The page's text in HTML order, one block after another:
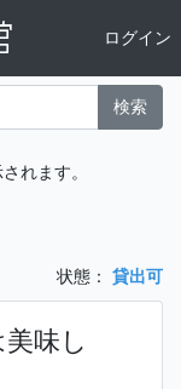
ログイン
検索
れます。
状態： 貸出可
味し